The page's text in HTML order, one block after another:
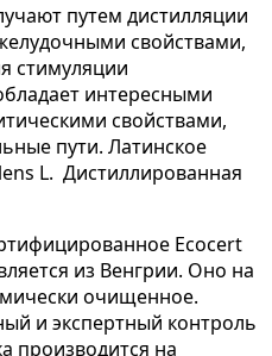
путем дистилляции
свойствами,
стимуляции
интересными
свойствами,
пути. Латинское
L. Дистиллированная
Ecocert
из Венгрии. Оно на
очищенное.
и экспертный контроль
производится на